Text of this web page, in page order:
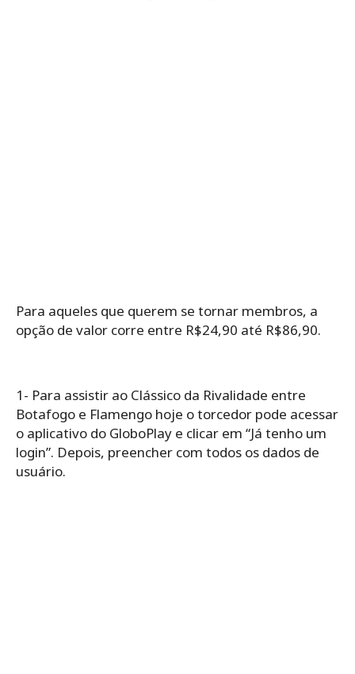
Para aqueles que querem se tornar membros, a
opção de valor corre entre R$24,90 até R$86,90.
1- Para assistir ao Clássico da Rivalidade entre
Botafogo e Flamengo hoje o torcedor pode acessar
o aplicativo do GloboPlay e clicar em “Já tenho um
login”. Depois, preencher com todos os dados de
usuário.